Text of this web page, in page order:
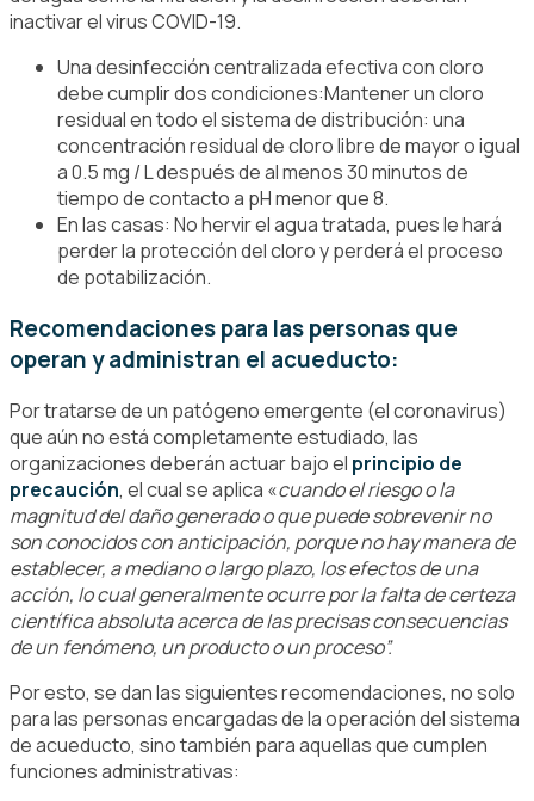
inactivar el virus COVID-19.
Una desinfección centralizada efectiva con cloro
debe cumplir dos condiciones:Mantener un cloro
residual en todo el sistema de distribución: una
concentración residual de cloro libre de mayor o igual
a 0.5 mg / L después de al menos 30 minutos de
tiempo de contacto a pH menor que 8.
En las casas: No hervir el agua tratada, pues le hará
perder la protección del cloro y perderá el proceso
de potabilización.
Recomendaciones para las personas que
operan y administran el acueducto:
Por tratarse de un patógeno emergente (el coronavirus)
que aún no está completamente estudiado, las
organizaciones deberán actuar bajo el principio de
precaución, el cual se aplica «cuando el riesgo o la
magnitud del daño generado o que puede sobrevenir no
son conocidos con anticipación, porque no hay manera de
establecer, a mediano o largo plazo, los efectos de una
acción, lo cual generalmente ocurre por la falta de certeza
científica absoluta acerca de las precisas consecuencias
de un fenómeno, un producto o un proceso”.
Por esto, se dan las siguientes recomendaciones, no solo
para las personas encargadas de la operación del sistema
de acueducto, sino también para aquellas que cumplen
funciones administrativas: